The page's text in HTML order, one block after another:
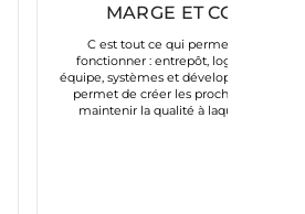
MARGE ET COÛTS
C est tout ce qui permet à notre
fonctionner : entrepôt, logistique,
équipe, systèmes et développement. La
permet de créer les prochaines
maintenir la qualité à laquelle tu nous